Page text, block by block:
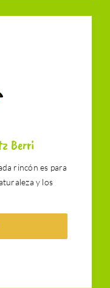
Berri
rincón es para
y los